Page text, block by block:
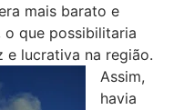
mais barato e
o que possibilitaria
lucrativa na região.
Assim,
havia